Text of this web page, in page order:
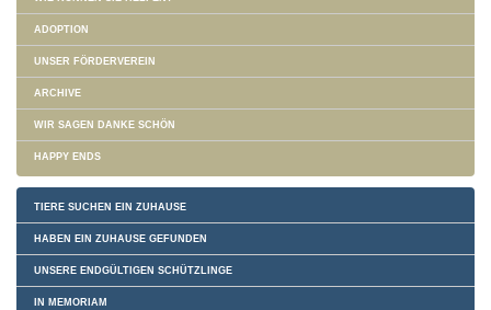
ADOPTION
UNSER FÖRDERVEREIN
ARCHIVE
WIR SAGEN DANKE SCHÖN
HAPPY ENDS
TIERE SUCHEN EIN ZUHAUSE
HABEN EIN ZUHAUSE GEFUNDEN
UNSERE ENDGÜLTIGEN SCHÜTZLINGE
IN MEMORIAM